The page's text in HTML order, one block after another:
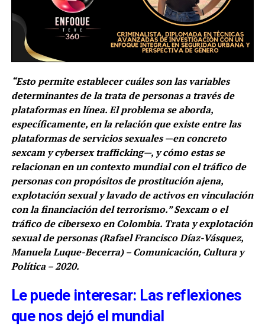
“Esto permite establecer cuáles son las variables
determinantes de la trata de personas a través de
plataformas en línea. El problema se aborda,
específicamente, en la relación que existe entre las
plataformas de servicios sexuales —en concreto
sexcam y cybersex trafficking—, y cómo estas se
relacionan en un contexto mundial con el tráfico de
personas con propósitos de prostitución ajena,
explotación sexual y lavado de activos en vinculación
con la financiación del terrorismo.” Sexcam o el
tráfico de cibersexo en Colombia. Trata y explotación
sexual de personas (Rafael Francisco Díaz-Vásquez,
Manuela Luque-Becerra) – Comunicación, Cultura y
Política – 2020.
Le puede interesar: Las reflexiones
que nos dejó el mundial